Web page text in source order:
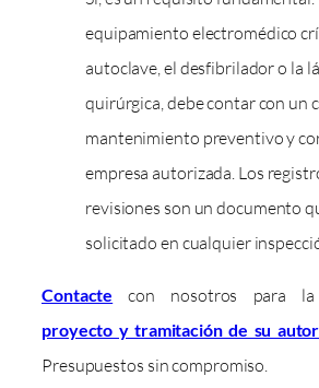
equipamiento electromédico
autoclave, el desfibrilador o la
quirúrgica, debe contar con un
mantenimiento preventivo y
empresa autorizada. Los
revisiones son un documento
solicitado en cualquier
Contacte con nosotros para la
proyecto y tramitación de su
Presupuestos sin compromiso.